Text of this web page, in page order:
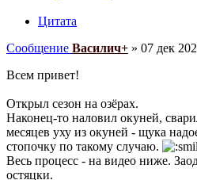
Цитата
Сообщение Василич+ » 07 дек
Всем привет!
Открыл сезон на озёрах.
Наконец-то наловил окуней,
месяцев уху из окуней - щука
стопочку по такому случаю.
Весь процесс - на видео ниже.
остяцки.